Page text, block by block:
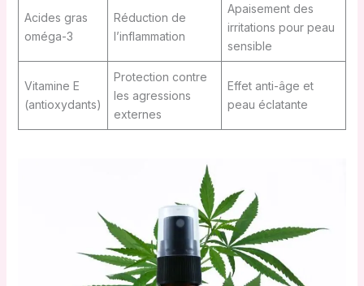
Acides gras
oméga-3
Réduction de
l’inflammation
Apaisement des
irritations pour peau
sensible
Vitamine E
(antioxydants)
Protection contre
les agressions
externes
Effet anti-âge et
peau éclatante